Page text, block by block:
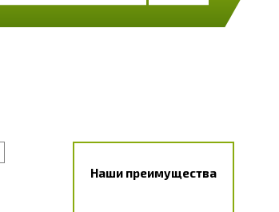
Наши преимущества